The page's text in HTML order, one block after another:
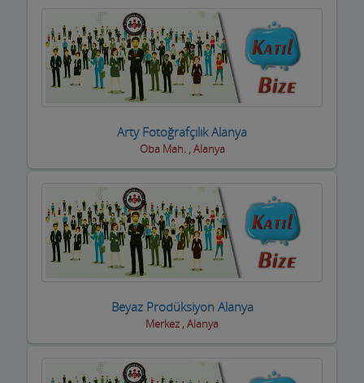
Sıhhi Tesisatcılar
Soğuk Hava Depoları
Şömine ve Soba Hizmetleri
Sondaj Hizmetleri
Spor Salonları ve Malzemeleri
Su ve Tüp Bayileri
Sürücü Kursları
Süt ve Süt Ürünleri
Tapu Takip Firmaları
Tarım Ürünleri ve Makinaları
Arty Fotoğrafçılık Alanya
Oba Mah. , Alanya
Beyaz Prodüksiyon Alanya
Merkez , Alanya